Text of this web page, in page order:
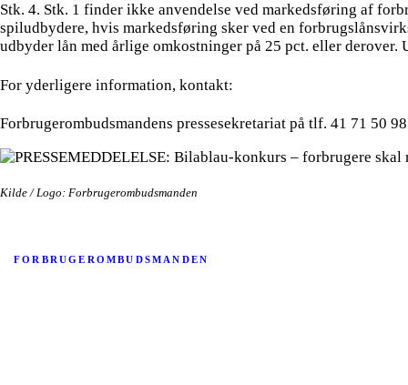
Stk. 4. Stk. 1 finder ikke anvendelse ved markedsføring af
spiludbydere, hvis markedsføring sker ved en
udbyder lån med årlige omkostninger på 25 pct. eller
For yderligere information, kontakt:
Forbrugerombudsmandens pressesekretariat på tlf. 41 71 50
Kilde / Logo: Forbrugerombudsmanden
FORBRUGEROMBUDSMANDEN